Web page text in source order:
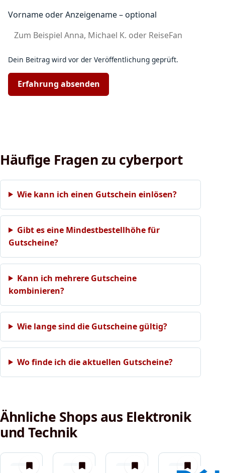
Vorname oder Anzeigename – optional
Dein Beitrag wird vor der Veröffentlichung geprüft.
Erfahrung absenden
Häufige Fragen zu cyberport
Wie kann ich einen Gutschein einlösen?
Gibt es eine Mindestbestellhöhe für
Gutscheine?
Kann ich mehrere Gutscheine
kombinieren?
Wie lange sind die Gutscheine gültig?
Wo finde ich die aktuellen Gutscheine?
Ähnliche Shops aus Elektronik
und Technik
merken merken merken merken